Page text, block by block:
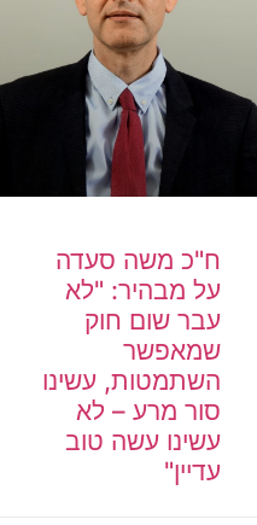
משה סעדה
מבהיר: "לא
שום חוק
עשינו
מרע – לא
עשה טוב